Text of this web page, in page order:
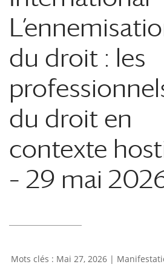
du droit : les
du droit en
contexte
– 29 mai
Mai 27, 2026 |